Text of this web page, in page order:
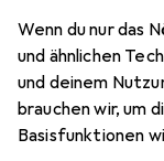
Wenn du nur das
und ähnlichen
und deinem
brauchen wir, um
Basisfunktionen